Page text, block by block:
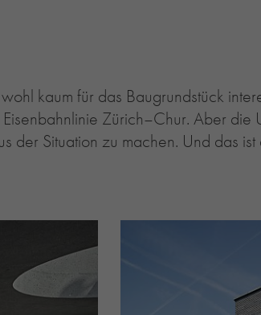
kaum für das Baugrundstück
Zürich–Chur. Aber die
der Situation zu machen. Und das